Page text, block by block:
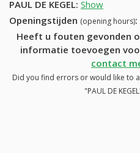
PAUL DE KEGEL: Show
Openingstijden (opening hours):
Heeft u fouten gevonden
informatie toevoegen voor
contact
Did you find errors or would like to
"PAUL DE